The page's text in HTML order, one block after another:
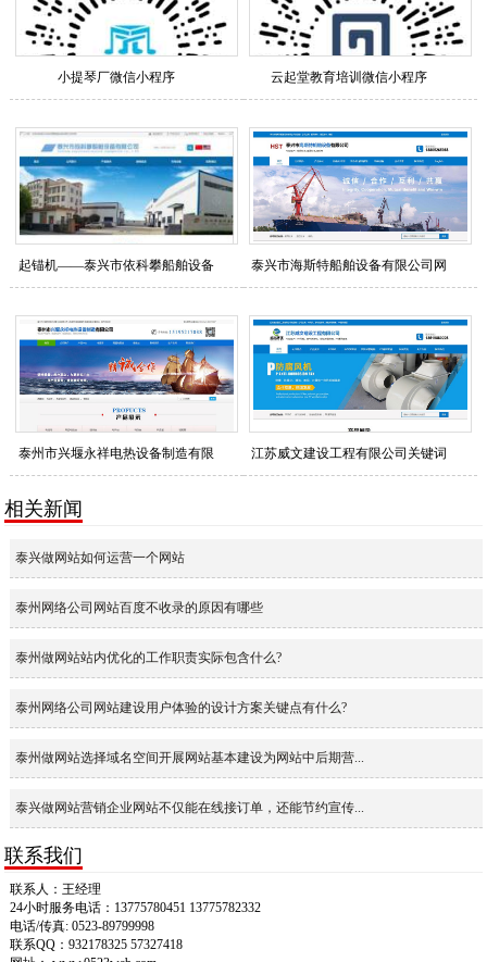
小提琴厂微信小程序 云起堂教育培训微信小程序
起锚机——泰兴市依科攀船舶设备
股份有限公司行业整站优化排名
泰兴市海斯特船舶设备有限公司网
站关键词优化排名查询列表
泰州市兴堰永祥电热设备制造有限
公司网站关键词优化排名查询列表
江苏威文建设工程有限公司关键词
整站优化排名查询列表
相关新闻
泰兴做网站如何运营一个网站
泰州网络公司网站百度不收录的原因有哪些
泰州做网站站内优化的工作职责实际包含什么?
泰州网络公司网站建设用户体验的设计方案关键点有什么?
泰州做网站选择域名空间开展网站基本建设为网站中后期营...
泰兴做网站营销企业网站不仅能在线接订单，还能节约宣传...
联系我们
联系人：王经理
24小时服务电话：13775780451 13775782332
电话/传真: 0523-89799998
联系QQ：932178325 57327418